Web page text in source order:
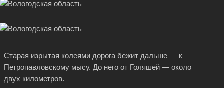
Старая изрытая колеями дорога бежит дальше — к
Петропавловскому мысу. До него от Голяшей — около
двух километров.